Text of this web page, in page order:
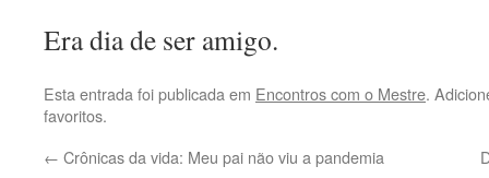
Era dia de ser amigo.
Esta entrada foi publicada em Encontros com o Mestre.
favoritos.
← Crônicas da vida: Meu pai não viu a pandemia